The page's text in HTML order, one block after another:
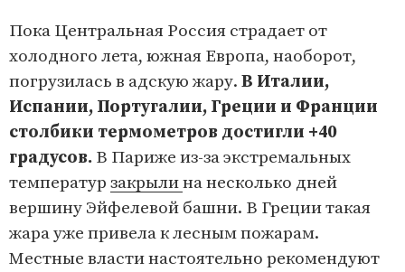
Пока Центральная Россия страдает от
холодного лета, южная Европа, наоборот,
погрузилась в адскую жару. В Италии,
Испании, Португалии, Греции и Франции
столбики термометров достигли +40
градусов. В Париже из-за экстремальных
температур закрылина несколько дней
вершину Эйфелевой башни. В Греции такая
жара уже привела к лесным пожарам.
Местные власти настоятельно рекомендуют